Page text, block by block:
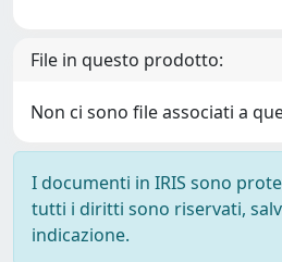
File in questo prodotto:
Non ci sono file associati a
I documenti in IRIS sono
tutti i diritti sono riservati,
indicazione.